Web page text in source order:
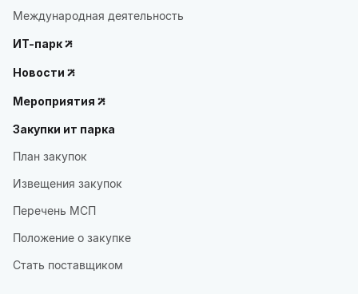
Международная деятельность
ИТ-парк
Новости
Мероприятия
Закупки ит парка
План закупок
Извещения закупок
Перечень МСП
Положение о закупке
Стать поставщиком